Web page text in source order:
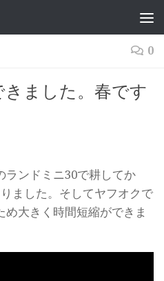
0
ました。春です
ランドミニ30で耕してか
ました。そしてヤフオクで
大きく時間短縮ができま